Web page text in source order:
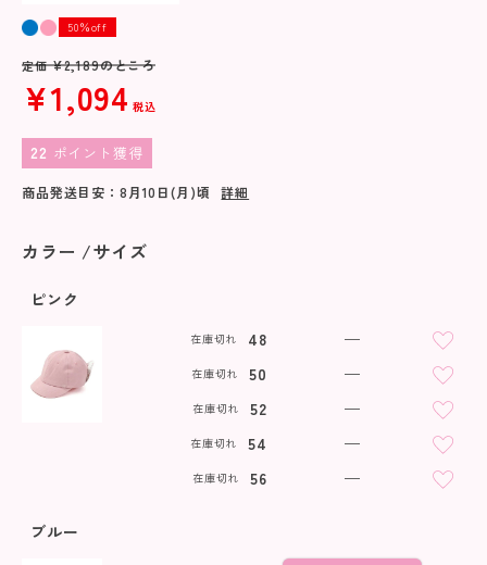
50％off
定価 ¥2,189のところ
¥1,094 税込
22 ポイント獲得
商品発送目安： 8月10日(月)頃 詳細
カラー サイズ
ピンク
48
在庫切れ
—
50
在庫切れ
—
52
在庫切れ
—
54
在庫切れ
—
56
在庫切れ —
ブルー